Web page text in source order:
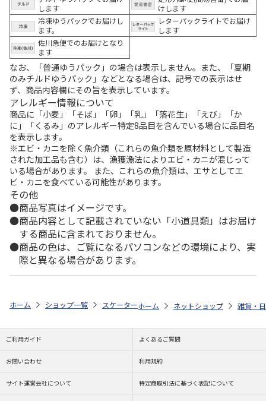
します
けします
冷凍ゆうパックでお届けし
ます。
レターパックライトでお届け
します
佐川急便でのお届けとなり
ます
なお、「普通ゆうパック」の場合は表示しません。また、「夏期
のみチルドゆうパック」などとなる場合は、記号での表示はせ
ず、商品内容欄にその旨を表示しています。
アレルギー情報について
商品に「小麦」「そば」「卵」「乳」「落花生」「えび」「か
に」「くるみ」のアレルギー特定8品目を含んでいる場合に品目名
を表示します。
※エビ・カニを除く魚介類（これらの魚介類を原材料として製造
された加工品も含む）は、漁獲漁法によりエビ・カニが混じって
いる場合があります。 また、これらの魚介類は、エサとしてエ
ビ・カニを食べている可能性があります。
その他
商品写真はイメージです。
商品内容として記載されていない「小道具類」はお届け
する商品に含まれておりません。
商品の色は、ご覧になるパソコンなどの環境により、実
際と異なる場合があります。
ホーム ショップ一覧 スケーター マスコット付ストローボトル ツム
ホーム ネットショップ 雑貨・
ご利用ガイド よくあるご質問
お問い合わせ 利用規約
サイト運営会社について 特定商取引法に基づく表記について